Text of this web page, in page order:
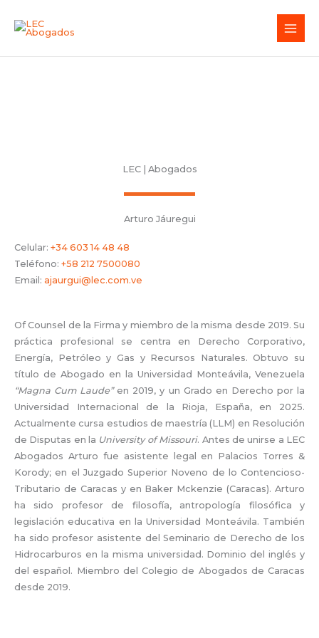
contenido
LEC | Abogados
Arturo Jáuregui
Celular: +34 603 14 48 48
Teléfono: +58 212 7500080
Email: ajaurgui@lec.com.ve
Of Counsel de la Firma y miembro de la misma desde 2019. Su
práctica profesional se centra en Derecho Corporativo,
Energía, Petróleo y Gas y Recursos Naturales. Obtuvo su
título de Abogado en la Universidad Monteávila, Venezuela
“Magna Cum Laude”en 2019, y un Grado en Derecho por la
Universidad Internacional de la Rioja, España, en 2025.
Actualmente cursa estudios de maestría (LLM) en Resolución
de Disputas en la University of Missouri. Antes de unirse a LEC
Abogados Arturo fue asistente legal en Palacios Torres &
Korody; en el Juzgado Superior Noveno de lo Contencioso-
Tributario de Caracas y en Baker Mckenzie (Caracas). Arturo
ha sido profesor de filosofía, antropología filosófica y
legislación educativa en la Universidad Monteávila. También
ha sido profesor asistente del Seminario de Derecho de los
Hidrocarburos en la misma universidad. Dominio del inglés y
del español. Miembro del Colegio de Abogados de Caracas
desde 2019.